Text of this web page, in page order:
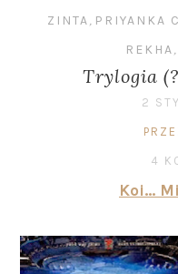
ZINTA, PRIYANKA
REKHA,
Trylogia
2
4
Koi…